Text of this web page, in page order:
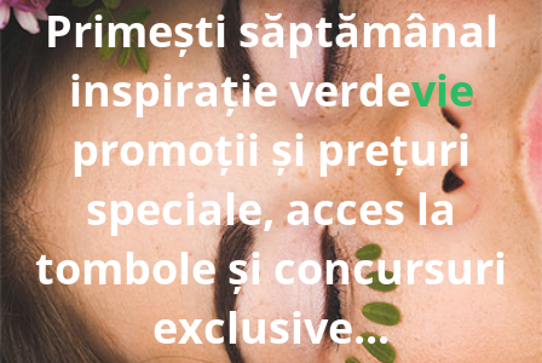
Primești săptămânal
inspirație verdevie
promoții și prețuri
speciale, acces la
tombole și concursuri
exclusive...